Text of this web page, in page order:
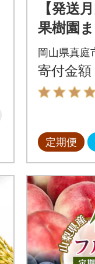
【発送
果樹園
と葡萄
つ届く!
便】(岡
岡山県真庭
寄付金額
定期便